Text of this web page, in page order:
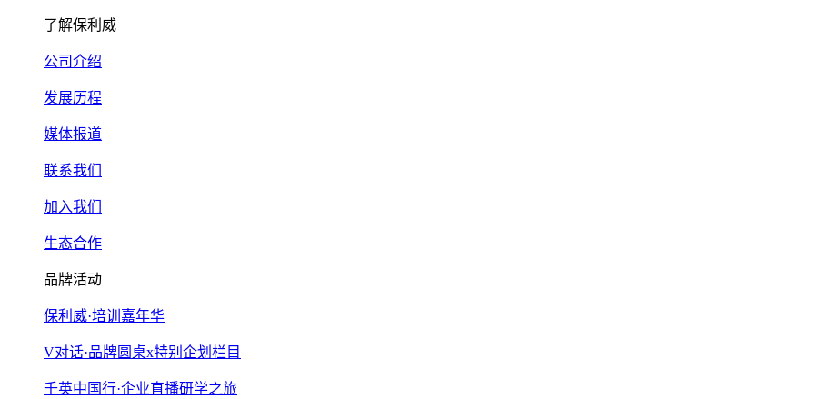
了解保利威
公司介绍
发展历程
媒体报道
联系我们
加入我们
生态合作
品牌活动
保利威·培训嘉年华
V对话·品牌圆桌x特别企划栏目
千英中国行·企业直播研学之旅